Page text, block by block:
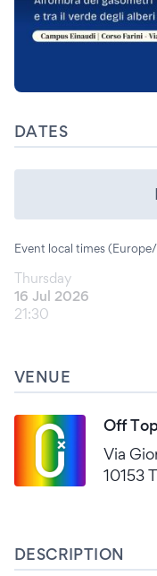
DATES
Event local times
Thursday
16 Jul 2026
21:30
VENUE
Off
Via
10153
DESCRIPTION